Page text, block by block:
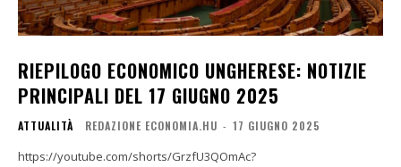
RIEPILOGO ECONOMICO UNGHERESE: NOTIZIE
PRINCIPALI DEL 17 GIUGNO 2025
ATTUALITÀ REDAZIONE ECONOMIA.HU - 17 GIUGNO 2025
https://youtube.com/shorts/GrzfU3QOmAc?